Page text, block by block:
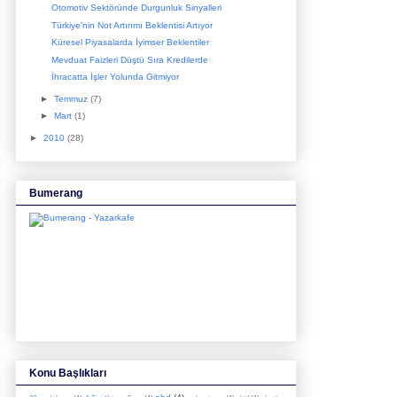
Otomotiv Sektöründe Durgunluk Sinyalleri
Türkiye'nin Not Artırımı Beklentisi Artıyor
Küresel Piyasalarda İyimser Beklentiler
Mevduat Faizleri Düştü Sıra Kredilerde
İhracatta İşler Yolunda Gitmiyor
► Temmuz (7)
► Mart (1)
► 2010 (28)
Bumerang
Konu Başlıkları